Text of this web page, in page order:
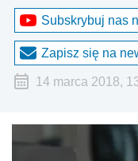
Subskrybuj nas
Zapisz się na
14 marca 2018,